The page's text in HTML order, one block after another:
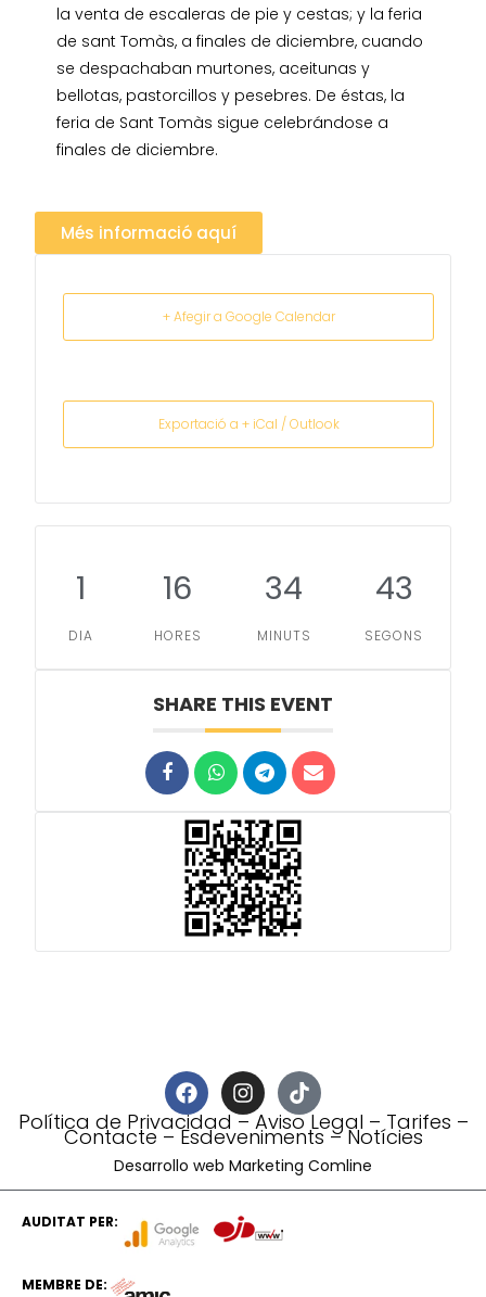
1
DIA
16
HORES
34
MINUTS
43
SEGONS
SHARE THIS EVENT
la venta de escaleras de pie y cestas; y la feria
de sant Tomàs, a finales de diciembre, cuando
se despachaban murtones, aceitunas y
bellotas, pastorcillos y pesebres. De éstas, la
feria de Sant Tomàs sigue celebrándose a
finales de diciembre.
Més informació aquí
+ Afegir a Google Calendar
Exportació a + iCal / Outlook
Política de Privacidad–Aviso Legal –Tarifes –
Contacte –Esdeveniments– Notícies
Desarrollo web Marketing Comline
AUDITAT PER:
MEMBRE DE: